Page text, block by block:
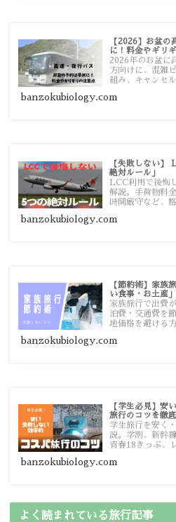
【2026】お盆の
に！料金やギリ
2026年のお盆に
方向けに、混雑
組み、キャンセ
banzokubiology.com
【失敗しない】
絶対ルール」
LCC利用で後悔
解説。手荷物料
時間厳守など、
す。
banzokubiology.com
【節約術】家族
い食事・お土産
家族旅行で出費
泊費・交通費を
地価格を避ける
banzokubiology.com
【学生必見】安
旅行のコツを徹
学生旅行を安く
説。学割、新幹
青春18きっぷ、
banzokubiology.com
よく読まれている旅行記事